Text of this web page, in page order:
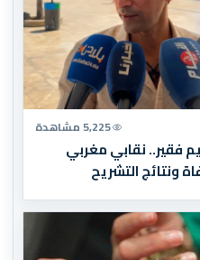
5,225 مشاهدة
فقير.. نقابي مغربي
ونتائج التشريح